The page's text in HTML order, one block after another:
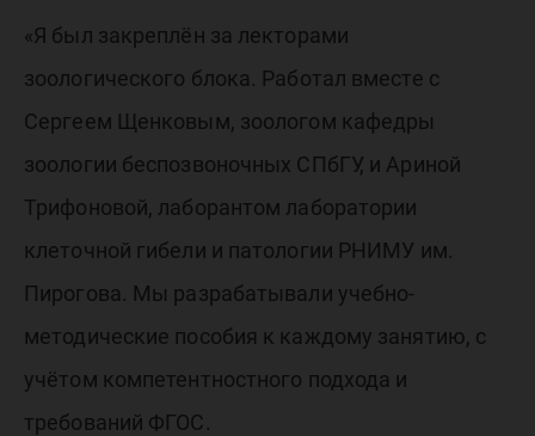
«Я был закреплён за лекторами
зоологического блока. Работал вместе с
Сергеем Щенковым, зоологом кафедры
зоологии беспозвоночных СПбГУ, и Ариной
Трифоновой, лаборантом лаборатории
клеточной гибели и патологии РНИМУ им.
Пирогова. Мы разрабатывали учебно-
методические пособия к каждому занятию, с
учётом компетентностного подхода и
требований ФГОС.